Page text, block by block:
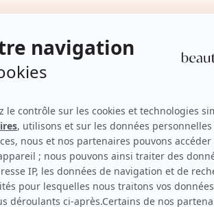
- Green Tea - 190 ml
- Green Tea - 190 ml